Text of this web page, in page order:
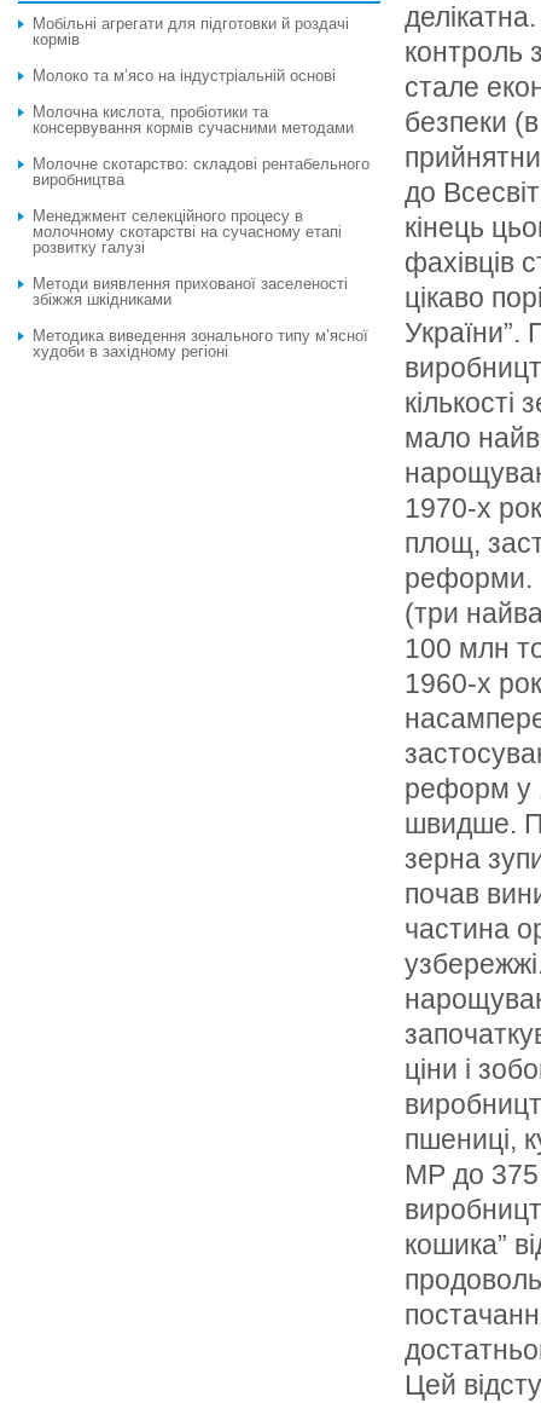
контроль
стале
безпеки
до
кiнець
фахiвцiв
цiкаво
кiлькостi
мало
1970-х
площ,
реформи.
(три
100 млн
1960-х
реформ у
швидше.
зерна
почав
частина
цiни i
пшеницi,
МР до 375
кошика”
Цей
Мобільні агрегати для підготовки й роздачі
кормів
Молоко та м’ясо на індустріальній основі
Молочна кислота, пробіотики та
консервування кормів сучасними методами
Молочне скотарство: складові рентабельного
виробництва
Менеджмент селекційного процесу в
молочному скотарстві на сучасному етапі
розвитку галузі
Методи виявлення прихованої заселеності
збіжжя шкідниками
Методика виведення зонального типу м’ясної
худоби в західному регіоні